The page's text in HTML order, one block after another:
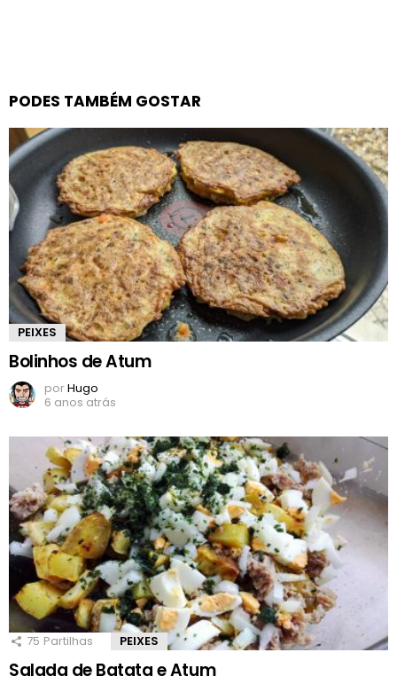
PODES TAMBÉM GOSTAR
PEIXES
Bolinhos de Atum
porHugo
6 anos atrás
75 Partilhas PEIXES
Salada de Batata e Atum